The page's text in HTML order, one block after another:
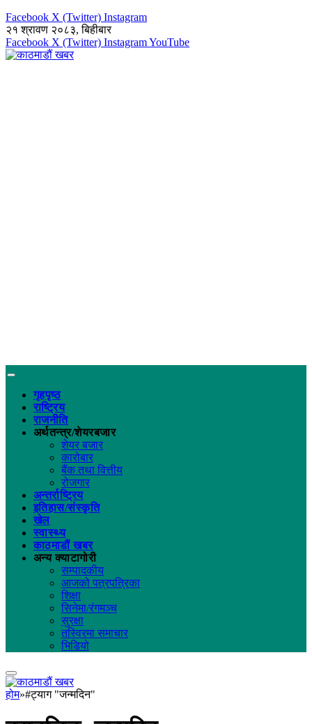
Facebook X (Twitter) Instagram
२१ श्रावण २०८३, बिहीबार
Facebook X (Twitter) InstagramYouTube
गृहपृष्ठ
राष्ट्रिय
राजनीति
अर्थतन्त्र/शेयरबजार
शेयर बजार
कारोबार
बैंक तथा वित्तीय
रोजगार
अन्तर्राष्ट्रिय
इतिहास/संस्कृति
खेल
स्वास्थ्य
काठमाडौं खबर
अन्य क्याटागोरी
सम्पादकीय
आजको पत्रपत्रिका
शिक्षा
सिनेमा/रंगमञ्च
सुरक्षा
तस्विरमा समाचार
भिडियो
होम»#ट्याग "जन्मदिन"